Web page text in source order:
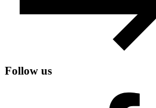
Follow us